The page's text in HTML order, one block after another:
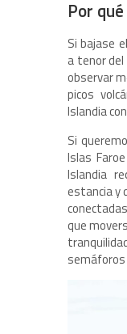
Por
Si bajase
a tenor
observar
picos
Islandia
Si
Islas
Islandia
estancia y
que